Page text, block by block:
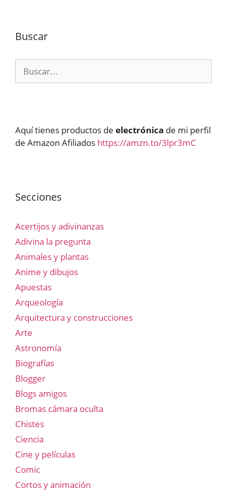
Buscar
Aquí tienes productos de electrónica de mi perfil
de Amazon Afiliados https://amzn.to/3lpr3mC
Secciones
Acertijos y adivinanzas
Adivina la pregunta
Animales y plantas
Anime y dibujos
Apuestas
Arqueología
Arquitectura y construcciones
Arte
Astronomía
Biografías
Blogger
Blogs amigos
Bromas cámara oculta
Chistes
Ciencia
Cine y películas
Comic
Cortos y animación